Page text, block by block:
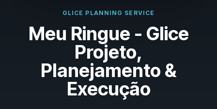
Français
Italiano
GLICE PLANNING SERVICE
Meu Ringue - Glice
Projeto,
Planejamento &
Execução